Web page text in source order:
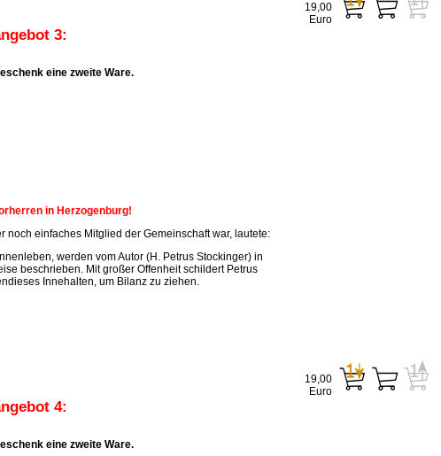
3:
eine zweite Ware.
in Herzogenburg!
einfaches Mitglied der Gemeinschaft war, lautete:
werden vom Autor (H. Petrus Stockinger) in
beschrieben. Mit großer Offenheit schildert Petrus
Innehalten, um Bilanz zu ziehen.
19,00
Euro
4:
eine zweite Ware.
19,00
Euro